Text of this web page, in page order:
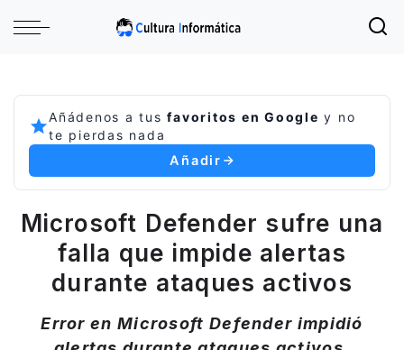
Añádenos a tusfavoritos en Google y no
te pierdas nada
Añadir
Microsoft Defender sufre una
falla que impide alertas
durante ataques activos
Error en Microsoft Defender impidió